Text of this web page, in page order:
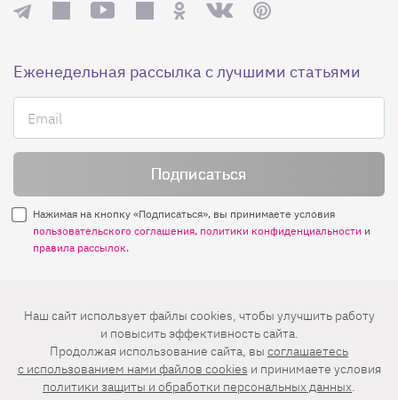
Еженедельная рассылка с лучшими статьями
Нажимая на кнопку «Подписаться», вы принимаете условия
пользовательского соглашения, политики конфиденциальности и
правила рассылок.
Нашли ошибку? Выделите ее и нажмите
© 2026 АО «БКМ», ОГРН 1027739494584, ИНН 7705056238
127018, Москва, ул. Полковая, д. 3, стр. 4, помещение I, комн. 23
16+
Наш сайт использует файлы cookies, чтобы улучшить работу
и повысить эффективность сайта.
Продолжая использование сайта, вы соглашаетесь
c использованием нами файлов cookies и принимаете условия
политики защиты и обработки персональных данных.